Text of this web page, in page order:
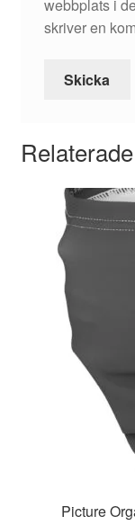
webbplats i
skriver en
Picture